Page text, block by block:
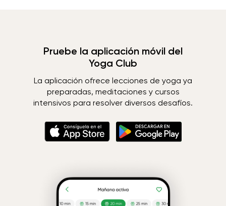
Pruebe la aplicación móvil del
Yoga Club
La aplicación ofrece lecciones de yoga ya
preparadas, meditaciones y cursos
intensivos para resolver diversos desafíos.